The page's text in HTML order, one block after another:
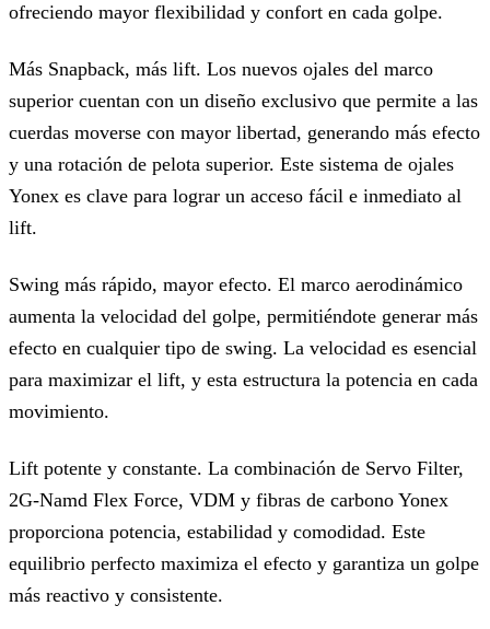
ofreciendo mayor flexibilidad y confort en cada golpe.
Más Snapback, más lift. Los nuevos ojales del marco
superior cuentan con un diseño exclusivo que permite a las
cuerdas moverse con mayor libertad, generando más efecto
y una rotación de pelota superior. Este sistema de ojales
Yonex es clave para lograr un acceso fácil e inmediato al
lift.
Swing más rápido, mayor efecto. El marco aerodinámico
aumenta la velocidad del golpe, permitiéndote generar más
efecto en cualquier tipo de swing. La velocidad es esencial
para maximizar el lift, y esta estructura la potencia en cada
movimiento.
Lift potente y constante. La combinación de Servo Filter,
2G-Namd Flex Force, VDM y fibras de carbono Yonex
proporciona potencia, estabilidad y comodidad. Este
equilibrio perfecto maximiza el efecto y garantiza un golpe
más reactivo y consistente.